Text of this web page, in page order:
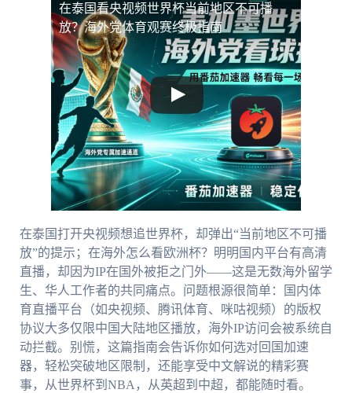
在泰国看央视频世界杯当前地区不可播
放？海外党体育观赛终极指南
在泰国打开央视频想追世界杯，却弹出“当前地区不可播
放”的提示；在海外怎么看欧洲杯？明明国内平台有高清
直播，却因为IP在国外被拒之门外——这是无数海外留学
生、华人工作者的共同痛点。问题根源很简单：国内体
育直播平台（如央视频、腾讯体育、咪咕视频）的版权
协议大多仅限中国大陆地区播放，海外IP访问会被系统自
动拦截。别慌，这篇指南会告诉你如何选对回国加速
器，轻松突破地区限制，还能享受中文解说的精彩赛
事，从世界杯到NBA，从英超到中超，都能随时看。